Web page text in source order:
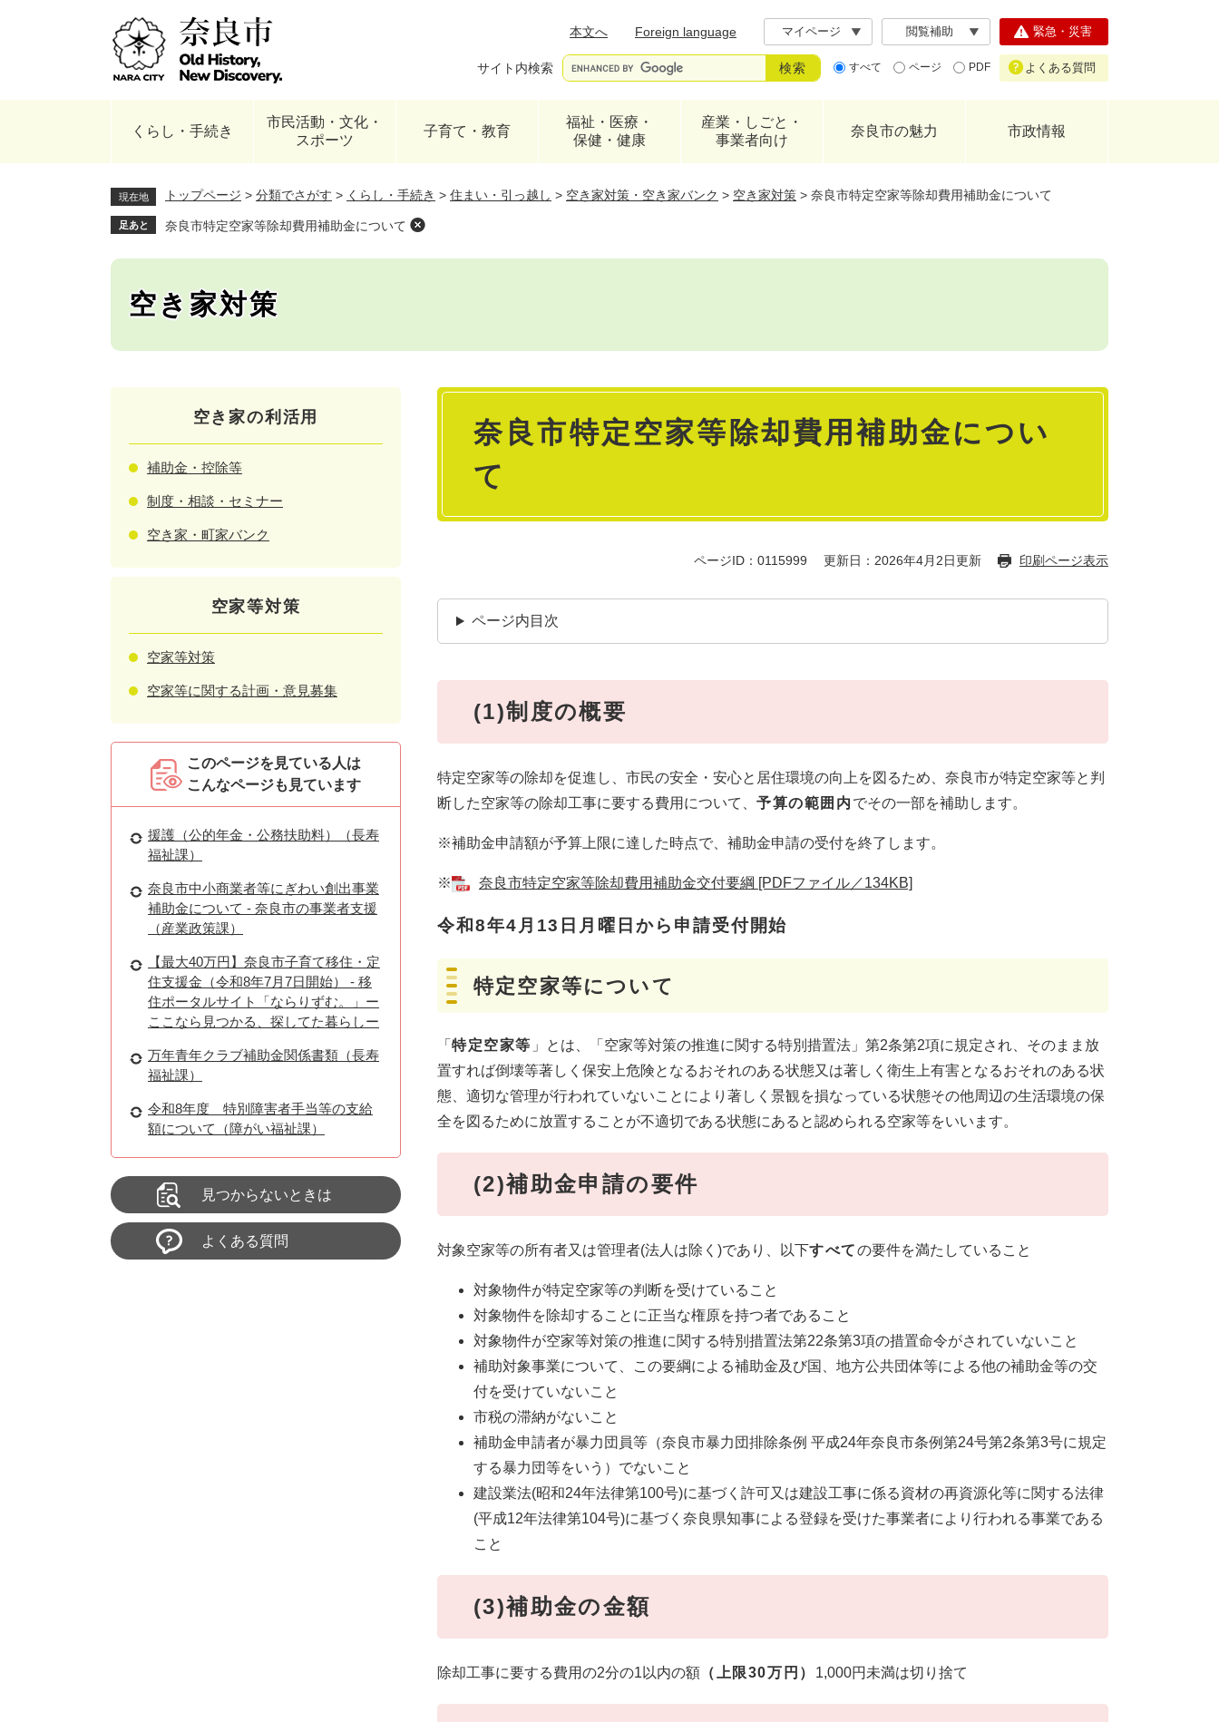
本文へ
Foreign language マイページ 閲覧補助
サイト内検索 すべて ページ PDF
緊急・災害
よくある質問
くらし・手続き
市民活動・文化・
スポーツ
子育て・教育
福祉・医療・
保健・健康
産業・しごと・
事業者向け
奈良市の魅力 市政情報
現在地 トップページ > 分類でさがす > くらし・手続き > 住まい・引っ越し > 空き家対策・空き家バンク > 空き家対策 > 奈良市特定空家等除却費用補助金について
足あと 奈良市特定空家等除却費用補助金について
空き家対策
本
奈良市特定空家等除却費用補助金につい
て
ページID：0115999 更新日：2026年4月2日更新 印刷ページ表示
ページ内目次
(1)制度の概要
特定空家等の除却を促進し、市民の安全・安心と居住環境の向上を図るため、奈良市が特定空家等と判
断した空家等の除却工事に要する費用について、 予算の範囲内 でその一部を補助します。
※補助金申請額が予算上限に達した時点で、補助金申請の受付を終了します。
※ 奈良市特定空家等除却費用補助金交付要綱 [PDFファイル／134KB]
令和8年4月13日月曜日から申請受付開始
特定空家等について
「 特定空家等 」とは、「空家等対策の推進に関する特別措置法」第2条第2項に規定され、そのまま放
置すれば倒壊等著しく保安上危険となるおそれのある状態又は著しく衛生上有害となるおそれのある状
態、適切な管理が行われていないことにより著しく景観を損なっている状態その他周辺の生活環境の保
全を図るために放置することが不適切である状態にあると認められる空家等をいいます。
(2)補助金申請の要件
対象空家等の所有者又は管理者(法人は除く)であり、以下すべての要件を満たしていること
対象物件が特定空家等の判断を受けていること
対象物件を除却することに正当な権原を持つ者であること
対象物件が空家等対策の推進に関する特別措置法第22条第3項の措置命令がされていないこと
補助対象事業について、この要綱による補助金及び国、地方公共団体等による他の補助金等の交
付を受けていないこと
市税の滞納がないこと
補助金申請者が暴力団員等（奈良市暴力団排除条例 平成24年奈良市条例第24号第2条第3号に規定
する暴力団等をいう）でないこと
建設業法(昭和24年法律第100号)に基づく許可又は建設工事に係る資材の再資源化等に関する法律
(平成12年法律第104号)に基づく奈良県知事による登録を受けた事業者により行われる事業である
こと
(3)補助金の金額
除却工事に要する費用の2分の1以内の額 （上限30万円） 1,000円未満は切り捨て
空き家の利活用
補助金・控除等
制度・相談・セミナー
空き家・町家バンク
空家等対策
空家等対策
空家等に関する計画・意見募集
このページを見ている人は
こんなページも見ています
援護（公的年金・公務扶助料）（長寿
福祉課）
奈良市中小商業者等にぎわい創出事業
補助金について - 奈良市の事業者支援
（産業政策課）
【最大40万円】奈良市子育て移住・定
住支援金（令和8年7月7日開始） - 移
住ポータルサイト「ならりずむ。」ー
ここなら見つかる、探してた暮らしー
万年青年クラブ補助金関係書類（長寿
福祉課）
令和8年度 特別障害者手当等の支給
額について（障がい福祉課）
見つからないときは
よくある質問